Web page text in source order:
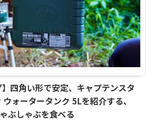
四角い形で安定、キャプテンスタ
ォータータンク 5Lを紹介する、
ぶしゃぶを食べる